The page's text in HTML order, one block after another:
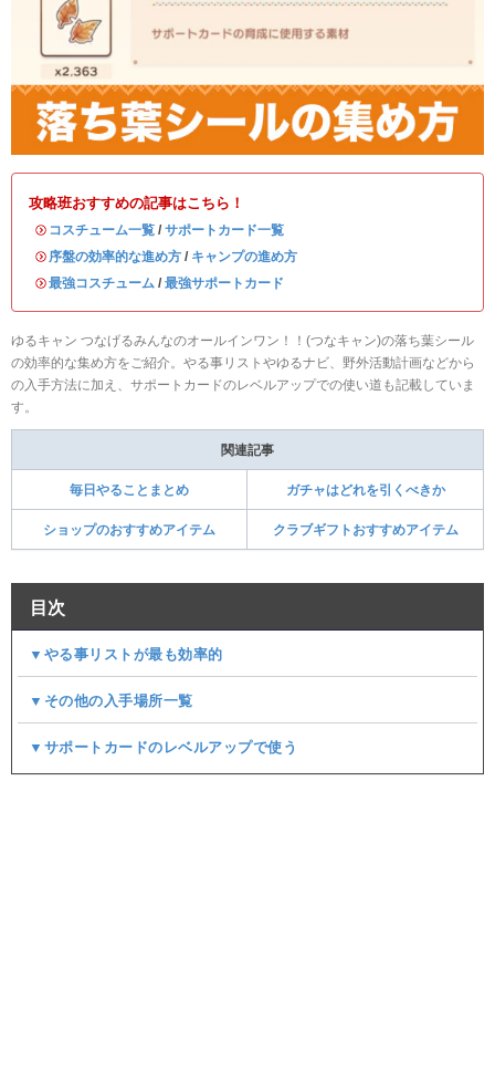
攻略班おすすめの記事はこちら！
・ コスチューム一覧 / サポートカード一覧
・ 序盤の効率的な進め方 / キャンプの進め方
・最強コスチューム / 最強サポートカード
ゆるキャン つなげるみんなのオールインワン！！(つなキャン)の落ち葉シール
の効率的な集め方をご紹介。やる事リストやゆるナビ、野外活動計画などから
の入手方法に加え、サポートカードのレベルアップでの使い道も記載していま
す。
関連記事
毎日やることまとめ ガチャはどれを引くべきか
ショップのおすすめアイテム クラブギフトおすすめアイテム
目次
▼やる事リストが最も効率的
▼その他の入手場所一覧
▼サポートカードのレベルアップで使う